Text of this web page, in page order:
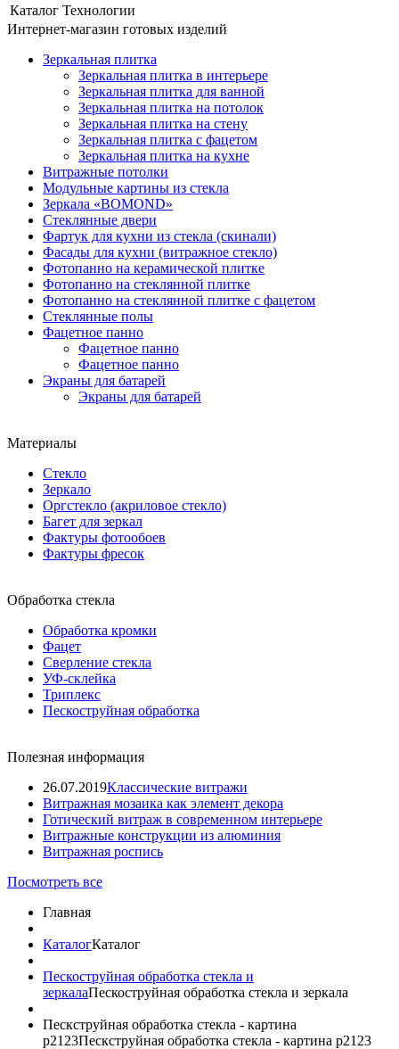
Каталог Технологии
Интернет-магазин готовых изделий
Зеркальная плитка
Зеркальная плитка в интерьере
Зеркальная плитка для ванной
Зеркальная плитка на потолок
Зеркальная плитка на стену
Зеркальная плитка с фацетом
Зеркальная плитка на кухне
Витражные потолки
Модульные картины из стекла
Зеркала «BOMOND»
Стеклянные двери
Фартук для кухни из стекла (скинали)
Фасады для кухни (витражное стекло)
Фотопанно на керамической плитке
Фотопанно на стеклянной плитке
Фотопанно на стеклянной плитке с фацетом
Стеклянные полы
Фацетное панно
Фацетное панно
Фацетное панно
Экраны для батарей
Экраны для батарей
Материалы
Стекло
Зеркало
Оргстекло (акриловое стекло)
Багет для зеркал
Фактуры фотообоев
Фактуры фресок
Обработка стекла
Обработка кромки
Фацет
Сверление стекла
УФ-склейка
Триплекс
Пескоструйная обработка
Полезная информация
26.07.2019Классические витражи
Витражная мозаика как элемент декора
Готический витраж в современном интерьере
Витражные конструкции из алюминия
Витражная роспись
Посмотреть все
Главная
КаталогКаталог
Пескоструйная обработка стекла и
зеркалаПескоструйная обработка стекла и зеркала
Пескструйная обработка стекла - картина
p2123Пескструйная обработка стекла - картина p2123